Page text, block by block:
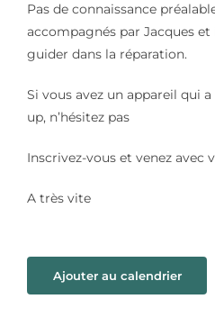
Pas de connaissance
accompagnés par Jacques
guider dans la réparation.
Si vous avez un appareil qui
up, n’hésitez pas
Inscrivez-vous et venez avec
A très vite
Ajouter au calendrier